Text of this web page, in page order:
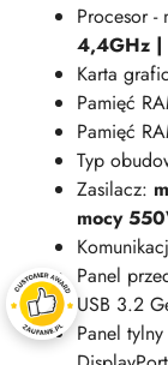
Procesor -
4,4GHz |
Karta
Pamięć
Pamięć
Typ
Zasilacz:
mocy
Panel
USB 3.2
Panel